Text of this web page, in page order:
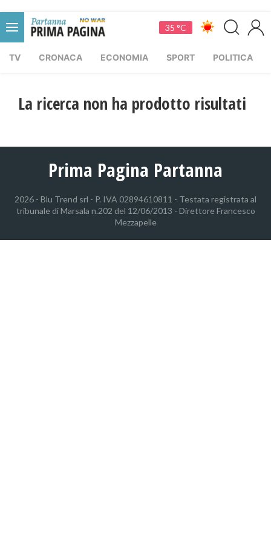
35 °C
TV CRONACA ECONOMIA SPORT POLITICA
La ricerca non ha prodotto risultati
Prima Pagina Partanna
2026 - Blu Trend srl - P. IVA 02894610811 - Testata registrata al
tribunale di Marsala n.202 del 12/06/2013 - Direttore Francesco
Mezzapelle